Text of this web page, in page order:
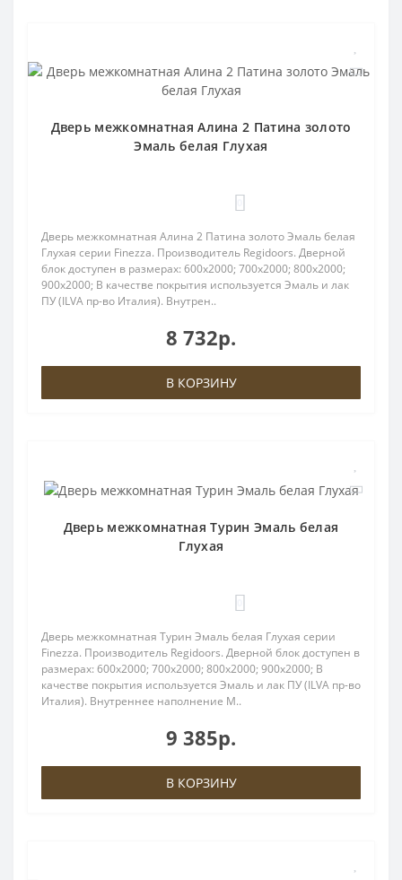
Дверь межкомнатная Алина 2 Патина золото
Эмаль белая Глухая
Дверь межкомнатная Алина 2 Патина золото Эмаль белая
Глухая серии Finezza. Производитель Regidoors. Дверной
блок доступен в размерах: 600x2000; 700x2000; 800x2000;
900x2000; В качестве покрытия используется Эмаль и лак
ПУ (ILVA пр-во Италия). Внутрен..
8 732р.
В КОРЗИНУ
Дверь межкомнатная Турин Эмаль белая
Глухая
Дверь межкомнатная Турин Эмаль белая Глухая серии
Finezza. Производитель Regidoors. Дверной блок доступен в
размерах: 600x2000; 700x2000; 800x2000; 900x2000; В
качестве покрытия используется Эмаль и лак ПУ (ILVA пр-во
Италия). Внутреннее наполнение М..
9 385р.
В КОРЗИНУ